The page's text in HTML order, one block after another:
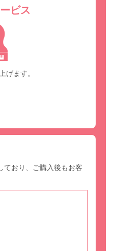
ビス
げます。
ており、ご購入後もお客